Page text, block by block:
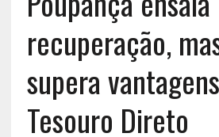
recuperação,
supera
Tesouro Direto